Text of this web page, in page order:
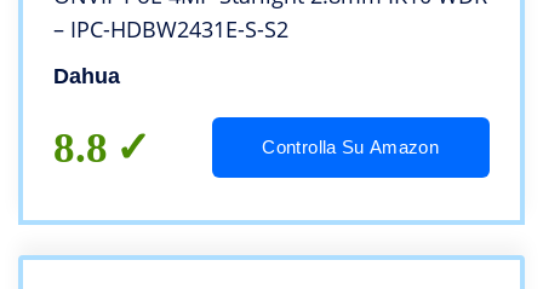
– IPC-HDBW2431E-S-S2
Dahua
8.8 Controlla Su Amazon